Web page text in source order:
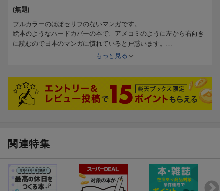
(無題)
フルカラーのほぼセリフのないマンガです。
絵本のようなハードカバーの本で、アメコミのように左から右向き
に読むので日本のマンガに慣れていると戸惑います。
内容はかなりマーベル作品に詳しくないと理解できないかもしれま
もっと見る
関連特集